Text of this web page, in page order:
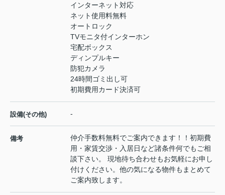
インターネット対応
ネット使用料無料
オートロック
TVモニタ付インターホン
宅配ボックス
ディンプルキー
防犯カメラ
24時間ゴミ出し可
初期費用カード決済可
設備(その他) -
備考
仲介手数料無料でご案内できます！！初期費
用・家賃交渉・入居日など諸条件何でもご相
談下さい。 現地待ち合わせもお気軽にお申し
付けください。他の気になる物件もまとめて
ご案内致します。